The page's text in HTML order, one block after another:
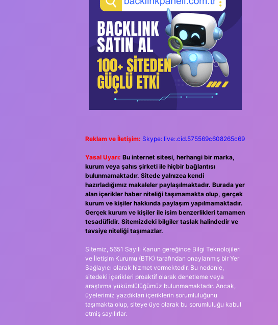
Reklam ve İletişim: Skype: live:.cid.575569c608265c69
Yasal Uyarı: Bu internet sitesi, herhangi bir marka,
kurum veya şahıs şirketi ile hiçbir bağlantısı
bulunmamaktadır. Sitede yalnızca kendi
hazırladığımız makaleler paylaşılmaktadır. Burada yer
alan içerikler haber niteliği taşımamakta olup, gerçek
kurum ve kişiler hakkında paylaşım yapılmamaktadır.
Gerçek kurum ve kişiler ile isim benzerlikleri tamamen
tesadüfidir. Sitemizdeki bilgiler taslak halindedir ve
tavsiye niteliği taşımazlar.
Sitemiz, 5651 Sayılı Kanun gereğince Bilgi Teknolojileri
ve İletişim Kurumu (BTK) tarafından onaylanmış bir Yer
Sağlayıcı olarak hizmet vermektedir. Bu nedenle,
sitedeki içerikleri proaktif olarak denetleme veya
araştırma yükümlülüğümüz bulunmamaktadır. Ancak,
üyelerimiz yazdıkları içeriklerin sorumluluğunu
taşımakta olup, siteye üye olarak bu sorumluluğu kabul
etmiş sayılırlar.